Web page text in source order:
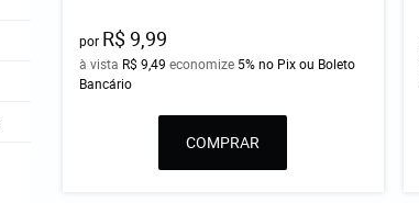
por R$ 9,99
à vista R$ 9,49 economize 5% no Pix ou Boleto
Bancário
COMPRAR